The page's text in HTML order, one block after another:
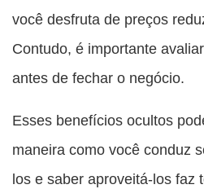
você desfruta de preços
Contudo, é importante
antes de fechar o negócio.
Esses benefícios ocultos
maneira como você conduz
los e saber aproveitá-los faz